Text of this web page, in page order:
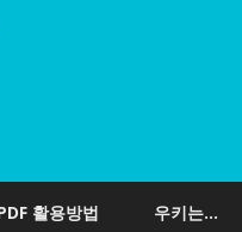
활용방법 우키는…